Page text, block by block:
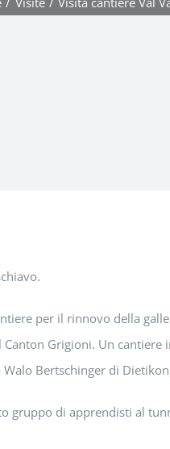
per il rinnovo della
Grigioni. Un
Bertschinger di
di apprendisti al